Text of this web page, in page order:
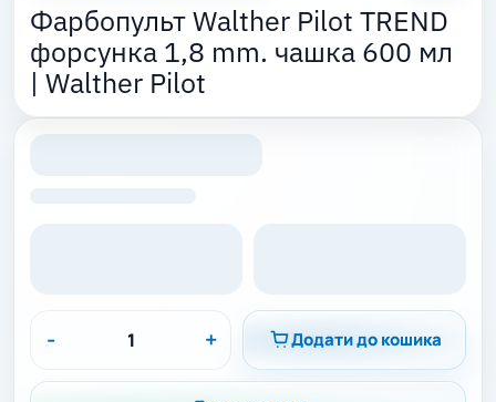
Фарбопульт Walther Pilot TREND
форсунка 1,8 mm. чашка 600 мл
| Walther Pilot
- + Додати до кошика